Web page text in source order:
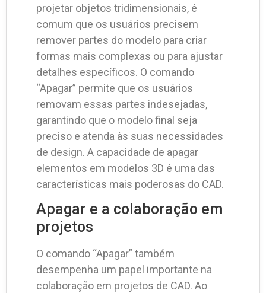
projetar objetos tridimensionais, é
comum que os usuários precisem
remover partes do modelo para criar
formas mais complexas ou para ajustar
detalhes específicos. O comando
“Apagar” permite que os usuários
removam essas partes indesejadas,
garantindo que o modelo final seja
preciso e atenda às suas necessidades
de design. A capacidade de apagar
elementos em modelos 3D é uma das
características mais poderosas do CAD.
Apagar e a colaboração em
projetos
O comando “Apagar” também
desempenha um papel importante na
colaboração em projetos de CAD. Ao